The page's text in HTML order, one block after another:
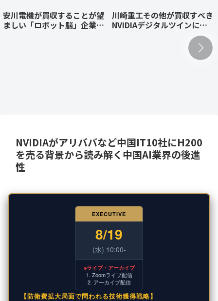
安川電機が買収することが望
ましい「ロボット脳」企業を
川崎重工その他が買収すべき
NVIDIAデジタルツインによ
るフィジカルAI開発企業：AI
駆動型M&Aで買収額試算
NVIDIAがアリババなど中国IT10社にH200
を売る背景から読み解く中国AI業界の後進
性
EXECUTIVE
8/19
(水) 10:00-
※ライブ・アーカイブ
1. Zoomライブ配信
2. アーカイブ配信
【防衛費拡大局面で問われる技術獲得戦略】